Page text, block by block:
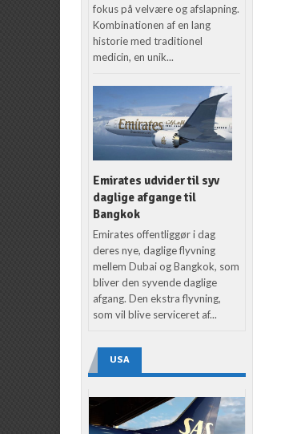
fokus på velvære og afslapning.
Kombinationen af en lang
historie med traditionel
medicin, en unik...
Emirates udvider til syv
daglige afgange til
Bangkok
Emirates offentliggør i dag
deres nye, daglige flyvning
mellem Dubai og Bangkok, som
bliver den syvende daglige
afgang. Den ekstra flyvning,
som vil blive serviceret af...
USA